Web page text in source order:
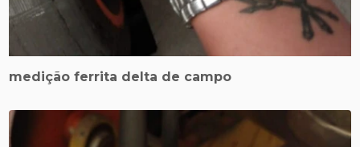
medição ferrita delta de campo